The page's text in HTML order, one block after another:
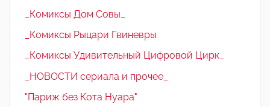
_Комиксы Дом Совы_
_Комиксы Рыцари Гвиневры
_Комиксы Удивительный Цифровой Цирк_
_НОВОСТИ сериала и прочее_
"Париж без Кота Нуара"